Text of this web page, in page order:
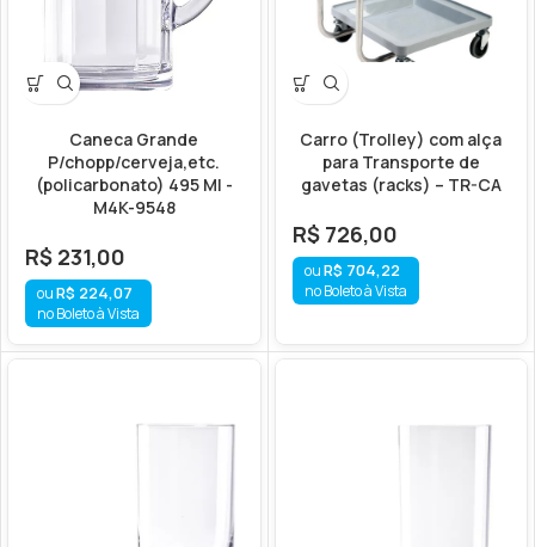
Caneca Grande
P/chopp/cerveja,etc.
(policarbonato) 495 Ml -
M4K-9548
R$ 231,00
R$ 224,07
no Boleto à Vista
Carro (Trolley) com alça
para Transporte de
gavetas (racks) – TR-CA
R$726,00
R$ 704,22
no Boleto à Vista